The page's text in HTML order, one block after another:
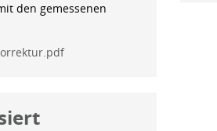
den gemessenen